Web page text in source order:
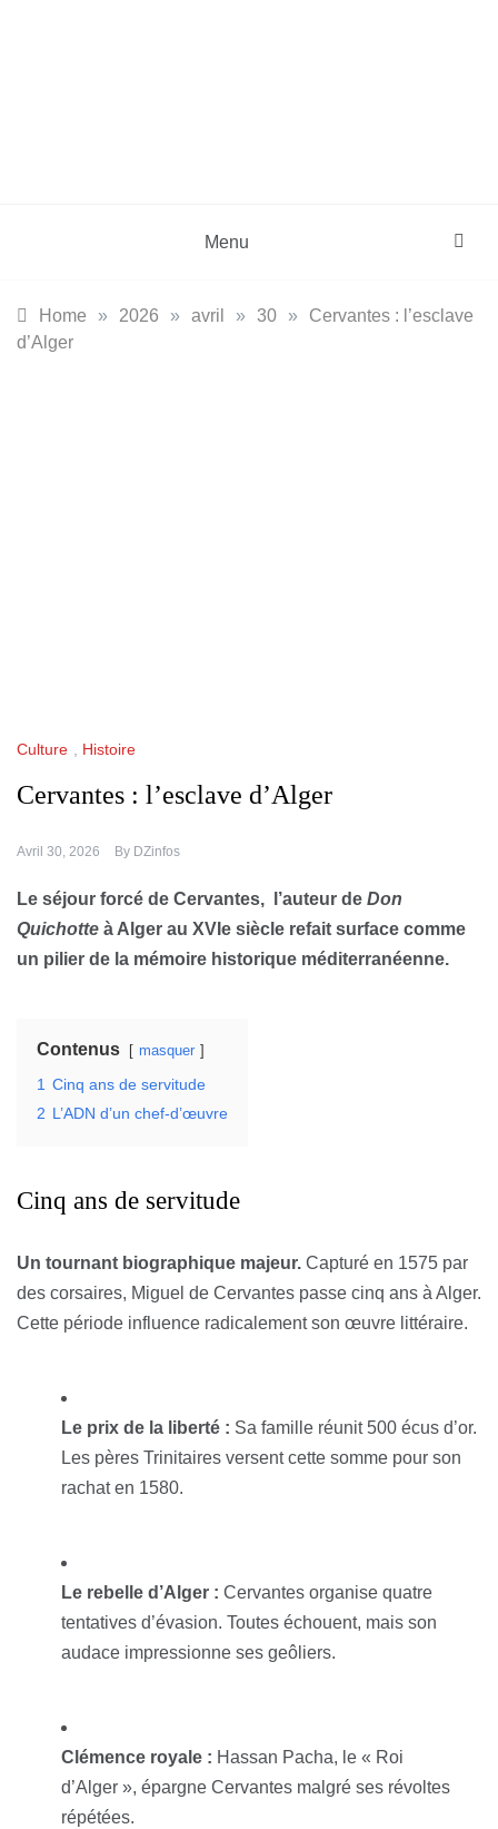
Menu
Home » 2026 » avril » 30 »
Cervantes : l’esclave
d’Alger
Culture , Histoire
Cervantes : l’esclave d’Alger
Avril 30, 2026 By DZinfos
Le séjour forcé de Cervantes, l’auteur de Don
Quichotte à Alger au XVIe siècle refait surface comme
un pilier de la mémoire historique méditerranéenne.
Contenus masquer
1 Cinq ans de servitude
2 L’ADN d’un chef-d’œuvre
Cinq ans de servitude
Un tournant biographique majeur. Capturé en 1575 par
des corsaires, Miguel de Cervantes passe cinq ans à Alger.
Cette période influence radicalement son œuvre littéraire.
Le prix de la liberté : Sa famille réunit 500 écus d’or.
Les pères Trinitaires versent cette somme pour son
rachat en 1580.
Le rebelle d’Alger : Cervantes organise quatre
tentatives d’évasion. Toutes échouent, mais son
audace impressionne ses geôliers.
Clémence royale : Hassan Pacha, le « Roi
d’Alger », épargne Cervantes malgré ses révoltes
répétées.